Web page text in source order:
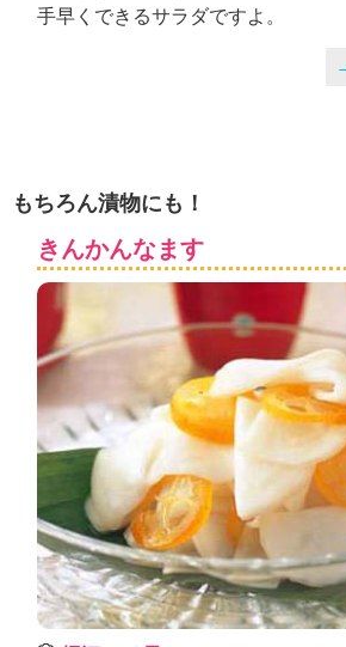
手早くできるサラダですよ。
もちろん漬物にも！
きんかんなます